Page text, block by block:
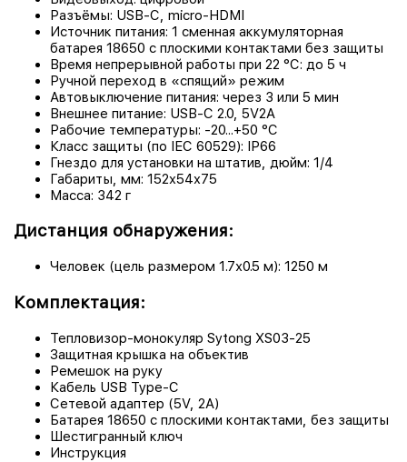
Разъёмы: USB-C, micro-HDMI
Источник питания: 1 сменная аккумуляторная
батарея 18650 с плоскими контактами без защиты
Время непрерывной работы при 22 °C: до 5 ч
Ручной переход в «спящий» режим
Автовыключение питания: через 3 или 5 мин
Внешнее питание: USB-C 2.0, 5V2A
Рабочие температуры: -20...+50 °C
Класс защиты (по IEC 60529): IP66
Гнездо для установки на штатив, дюйм: 1/4
Габариты, мм: 152x54x75
Масса: 342 г
Дистанция обнаружения:
Человек (цель размером 1.7х0.5 м): 1250 м
Комплектация:
Тепловизор-монокуляр Sytong XS03-25
Защитная крышка на объектив
Ремешок на руку
Кабель USB Type-C
Сетевой адаптер (5V, 2A)
Батарея 18650 с плоскими контактами, без защиты
Шестигранный ключ
Инструкция